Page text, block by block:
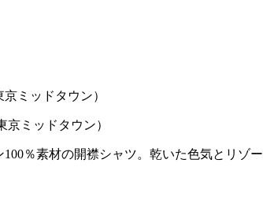
ミッドタウン）
％素材の開襟シャツ。乾いた色気とリ